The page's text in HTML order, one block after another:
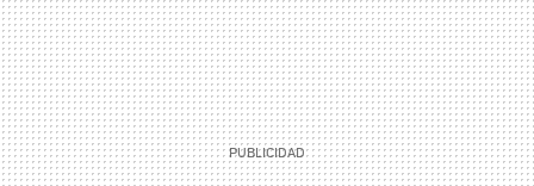
MAIL